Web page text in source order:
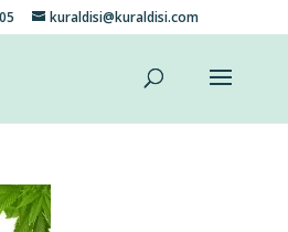
kuraldisi@kuraldisi.com